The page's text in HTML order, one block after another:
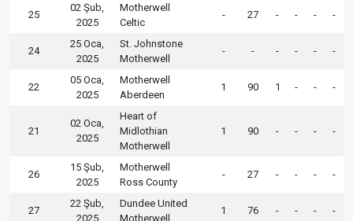
25
02 Şub,
2025
Motherwell
Celtic
- 27 - - - -
24
25 Oca,
2025
St. Johnstone
Motherwell
- - - - - -
22
05 Oca,
2025
Motherwell
Aberdeen
1 90 1 - - -
21
02 Oca,
2025
Heart of
Midlothian
Motherwell
1 90 - - - -
26
15 Şub,
2025
Motherwell
Ross County
- 27 - - - -
27
22 Şub,
2025
Dundee United
Motherwell
1 76 - - - -